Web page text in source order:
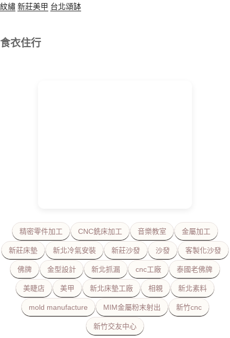
紋繡新莊美甲 台北頌缽
食衣住行
精密零件加工 CNC銑床加工 音樂教室 金屬加工
新莊床墊 新北冷氣安裝 新莊沙發 沙發 客製化沙發
佛牌 金型設計 新北抓漏 cnc工廠 泰國老佛牌
美睫店 美甲 新北床墊工廠 相親 新北素料
mold manufacture MIM金屬粉末射出 新竹cnc
新竹交友中心